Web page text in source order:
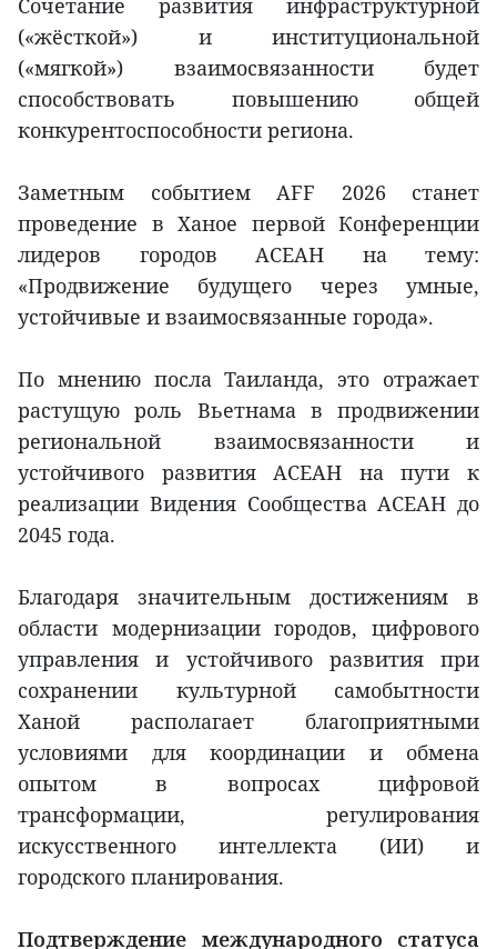
Сочетание развития инфраструктурной
(«жёсткой») и институциональной
(«мягкой») взаимосвязанности будет
способствовать повышению общей
конкурентоспособности региона.
Заметным событием AFF 2026 станет
проведение в Ханое первой Конференции
лидеров городов АСЕАН на тему:
«Продвижение будущего через умные,
устойчивые и взаимосвязанные города».
По мнению посла Таиланда, это отражает
растущую роль Вьетнама в продвижении
региональной взаимосвязанности и
устойчивого развития АСЕАН на пути к
реализации Видения Сообщества АСЕАН до
2045 года.
Благодаря значительным достижениям в
области модернизации городов, цифрового
управления и устойчивого развития при
сохранении культурной самобытности
Ханой располагает благоприятными
условиями для координации и обмена
опытом в вопросах цифровой
трансформации, регулирования
искусственного интеллекта (ИИ) и
городского планирования.
Подтверждение международного статуса